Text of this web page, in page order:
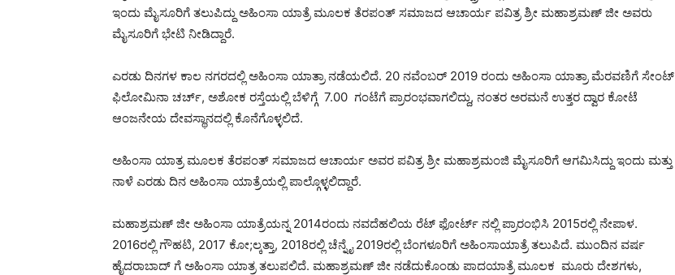
ಇಂದು ಮೈಸೂರಿಗೆ ತಲುಪಿದ್ದು ಅಹಿಂಸಾ ಯಾತ್ರೆ ಮೂಲಕ ತೆರಪಂತ್ ಸಮಾಜದ ಆಚಾರ್ಯ ಪವಿತ್ರ ಶ್ರೀ ಮಹಾಶ್ರಮಣ್ ಜೀ ಅವರು
ಮೈಸೂರಿಗೆ ಭೇಟಿ ನೀಡಿದ್ದಾರೆ.
ಎರಡು ದಿನಗಳ ಕಾಲ ನಗರದಲ್ಲಿ ಅಹಿಂಸಾ ಯಾತ್ರಾ ನಡೆಯಲಿದೆ. 20 ನವೆಂಬರ್ 2019 ರಂದು ಅಹಿಂಸಾ ಯಾತ್ರಾ ಮೆರವಣಿಗೆ ಸೇಂಟ್
ಫಿಲೋಮಿನಾ ಚರ್ಚ್, ಅಶೋಕ ರಸ್ತೆಯಲ್ಲಿ ಬೆಳಿಗ್ಗೆ 7.00 ಗಂಟೆಗೆ ಪ್ರಾರಂಭವಾಗಲಿದ್ದು, ನಂತರ ಅರಮನೆ ಉತ್ತರ ದ್ವಾರ ಕೋಟೆ
ಆಂಜನೇಯ ದೇವಸ್ಥಾನದಲ್ಲಿ ಕೊನೆಗೊಳ್ಳಲಿದೆ.
ಅಹಿಂಸಾ ಯಾತ್ರ ಮೂಲಕ ತೆರಪಂತ್ ಸಮಾಜದ ಆಚಾರ್ಯ ಅವರ ಪವಿತ್ರ ಶ್ರೀ ಮಹಾಶ್ರಮಂಜಿ ಮೈಸೂರಿಗೆ ಆಗಮಿಸಿದ್ದು ಇಂದು ಮತ್ತು
ನಾಳೆ ಎರಡು ದಿನ ಅಹಿಂಸಾ ಯಾತ್ರೆಯಲ್ಲಿ ಪಾಲ್ಗೊಳ್ಳಲಿದ್ದಾರೆ.
ಮಹಾಶ್ರಮಣ್ ಜೀ ಅಹಿಂಸಾ ಯಾತ್ರೆಯನ್ನ 2014ರಂದು ನವದೆಹಲಿಯ ರೆಟ್ ಫೋರ್ಟ್ ನಲ್ಲಿ ಪ್ರಾರಂಭಿಸಿ 2015ರಲ್ಲಿ ನೇಪಾಳ.
2016ರಲ್ಲಿ ಗೌಹಟಿ, 2017 ಕೋ;ಲ್ಕತ್ತಾ, 2018ರಲ್ಲಿ ಚೆನ್ನೈ 2019ರಲ್ಲಿ ಬೆಂಗಳೂರಿಗೆ ಅಹಿಂಸಾಯಾತ್ರೆ ತಲುಪಿದೆ. ಮುಂದಿನ ವರ್ಷ
ಹೈದರಾಬಾದ್ ಗೆ ಅಹಿಂಸಾ ಯಾತ್ರ ತಲುಪಲಿದೆ. ಮಹಾಶ್ರಮಣ್ ಜೀ ನಡೆದುಕೊಂಡು ಪಾದಯಾತ್ರೆ ಮೂಲಕ ಮೂರು ದೇಶಗಳು,